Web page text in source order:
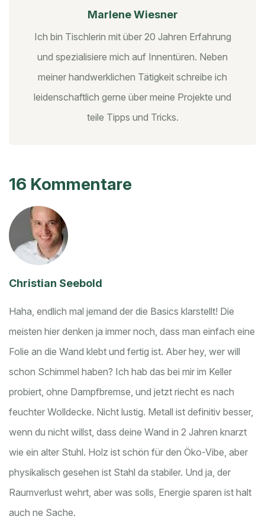
Marlene Wiesner
Ich bin Tischlerin mit über 20 Jahren Erfahrung
und spezialisiere mich auf Innentüren. Neben
meiner handwerklichen Tätigkeit schreibe ich
leidenschaftlich gerne über meine Projekte und
teile Tipps und Tricks.
16 Kommentare
Christian Seebold
Haha, endlich mal jemand der die Basics klarstellt! Die
meisten hier denken ja immer noch, dass man einfach eine
Folie an die Wand klebt und fertig ist. Aber hey, wer will
schon Schimmel haben? Ich hab das bei mir im Keller
probiert, ohne Dampfbremse, und jetzt riecht es nach
feuchter Wolldecke. Nicht lustig. Metall ist definitiv besser,
wenn du nicht willst, dass deine Wand in 2 Jahren knarzt
wie ein alter Stuhl. Holz ist schön für den Öko-Vibe, aber
physikalisch gesehen ist Stahl da stabiler. Und ja, der
Raumverlust wehrt, aber was solls, Energie sparen ist halt
auch ne Sache.